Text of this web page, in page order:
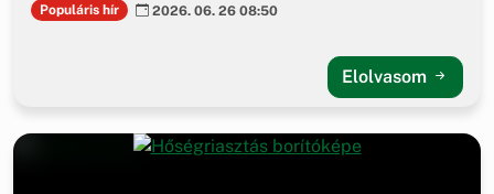
Populáris hír 2026. 06. 26 08:50
Elolvasom